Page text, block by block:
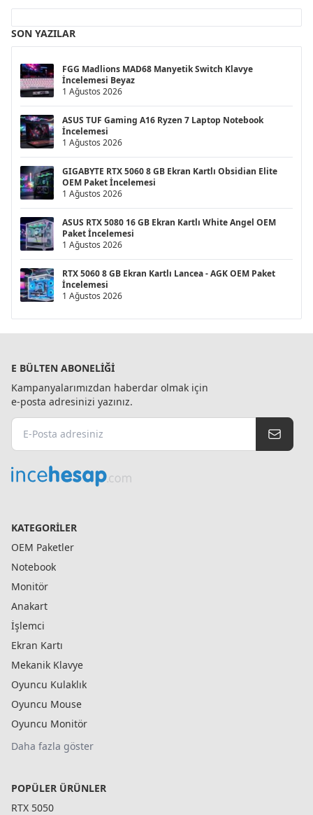
SON YAZILAR
FGG Madlions MAD68 Manyetik Switch Klavye
İncelemesi Beyaz
1 Ağustos 2026
ASUS TUF Gaming A16 Ryzen 7 Laptop Notebook
İncelemesi
1 Ağustos 2026
GIGABYTE RTX 5060 8 GB Ekran Kartlı Obsidian Elite
OEM Paket İncelemesi
1 Ağustos 2026
ASUS RTX 5080 16 GB Ekran Kartlı White Angel OEM
Paket İncelemesi
1 Ağustos 2026
RTX 5060 8 GB Ekran Kartlı Lancea - AGK OEM Paket
İncelemesi
1 Ağustos 2026
E BÜLTEN ABONELIĞI
Kampanyalarımızdan haberdar olmak için
e-posta adresinizi yazınız.
KATEGORILER
OEM Paketler
Notebook
Monitör
Anakart
İşlemci
Ekran Kartı
Mekanik Klavye
Oyuncu Kulaklık
Oyuncu Mouse
Oyuncu Monitör
Daha fazla göster
POPÜLER ÜRÜNLER
RTX 5050